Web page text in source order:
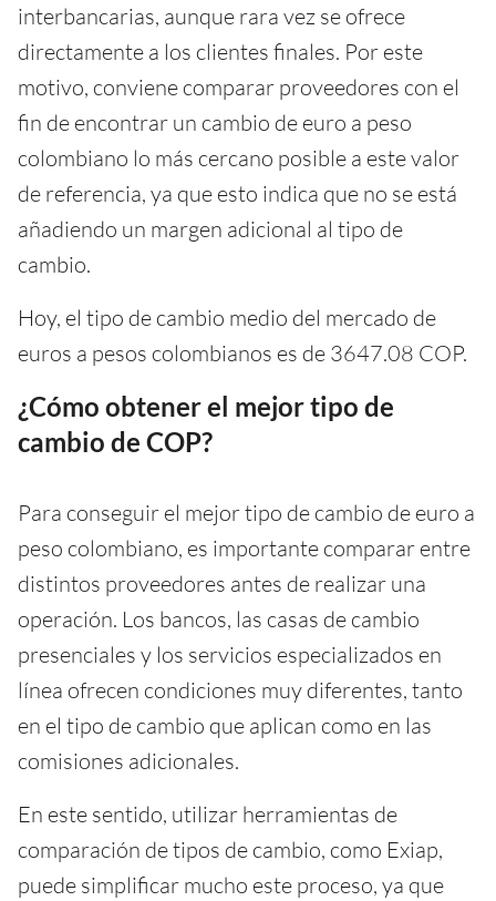
interbancarias, aunque rara vez se ofrece
directamente a los clientes finales. Por este
motivo, conviene comparar proveedores con el
fin de encontrar un cambio de euro a peso
colombiano lo más cercano posible a este valor
de referencia, ya que esto indica que no se está
añadiendo un margen adicional al tipo de
cambio.
Hoy, el tipo de cambio medio del mercado de
euros a pesos colombianos es de 3647.08 COP.
¿Cómo obtener el mejor tipo de
cambio de COP?
Para conseguir el mejor tipo de cambio de euro a
peso colombiano, es importante comparar entre
distintos proveedores antes de realizar una
operación. Los bancos, las casas de cambio
presenciales y los servicios especializados en
línea ofrecen condiciones muy diferentes, tanto
en el tipo de cambio que aplican como en las
comisiones adicionales.
En este sentido, utilizar herramientas de
comparación de tipos de cambio, como Exiap,
puede simplificar mucho este proceso, ya que